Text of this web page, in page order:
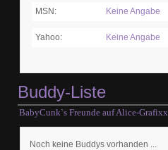
MSN: Keine Angabe
Yahoo: Keine Angabe
Buddy-Liste
BabyCunk`s Freunde auf Alice-Grafixx
Noch keine Buddys vorhanden ...